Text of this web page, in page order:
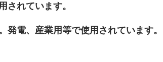
されています。
電、産業用等で使用されています。